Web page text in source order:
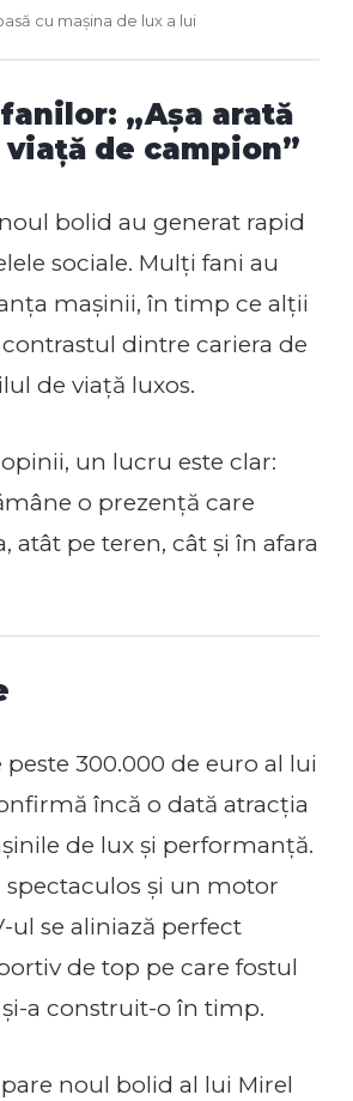
cu mașina de lux a lui
„Așa arată
de campion”
bolid au generat rapid
sociale. Mulți fani au
mașinii, în timp ce alții
dintre cariera de
de viață luxos.
un lucru este clar:
o prezență care
atât pe teren, cât și în afara
300.000 de euro al lui
încă o dată atracția
de lux și performanță.
spectaculos și un motor
ul se aliniază perfect
de top pe care fostul
a construit-o în timp.
noul bolid al lui Mirel